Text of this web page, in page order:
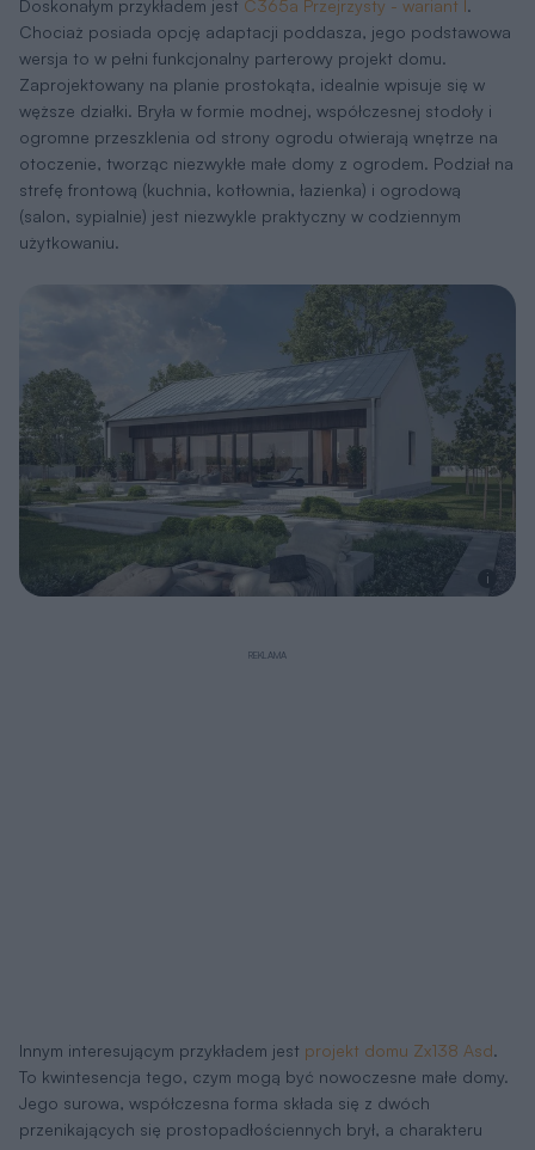
Doskonałym przykładem jest C365a Przejrzysty - wariant I.
Chociaż posiada opcję adaptacji poddasza, jego podstawowa
wersja to w pełni funkcjonalny parterowy projekt domu.
Zaprojektowany na planie prostokąta, idealnie wpisuje się w
węższe działki. Bryła w formie modnej, współczesnej stodoły i
ogromne przeszklenia od strony ogrodu otwierają wnętrze na
otoczenie, tworząc niezwykłe małe domy z ogrodem. Podział na
strefę frontową (kuchnia, kotłownia, łazienka) i ogrodową
(salon, sypialnie) jest niezwykle praktyczny w codziennym
użytkowaniu.
i
Innym interesującym przykładem jest projekt domu Zx138 Asd.
To kwintesencja tego, czym mogą być nowoczesne małe domy.
Jego surowa, współczesna forma składa się z dwóch
przenikających się prostopadłościennych brył, a charakteru